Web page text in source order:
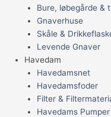
Bure, løbegårde &
Gnaverhuse
Skåle &
Levende Gnaver
Havedam
Havedamsnet
Havedamsfoder
Filter &
Havedams Pumper